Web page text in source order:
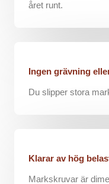
året runt.
Ingen grävning
Du slipper stora
Klarar av hög
Markskruvar är